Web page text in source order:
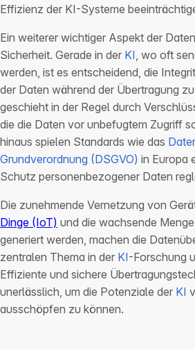
Effizienz der KI-Systeme
Ein weiterer wichtiger Aspekt der
Sicherheit. Gerade in der KI, wo oft
werden, ist es entscheidend, die
der Daten während der Übertragung
geschieht in der Regel durch
die die Daten vor unbefugtem Zugriff
hinaus spielen Standards wie das
Grundverordnung (DSGVO) in Europa
Schutz personenbezogener Daten
Die zunehmende Vernetzung von
Dinge (IoT) und die wachsende
generiert werden, machen die
zentralen Thema in der KI-Forschung
Effiziente und sichere
unerlässlich, um die Potenziale der KI
ausschöpfen zu können.